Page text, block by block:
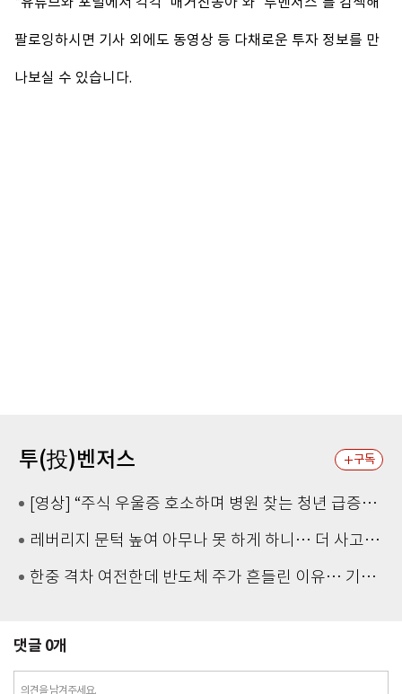
팔로잉하시면 기사 외에도 동영상 등 다채로운 투자 정보를 만
나보실 수 있습니다.
투(投)벤저스 구독
[영상] “주식 우울증 호소하며 병원 찾는 청년 급증… 투자 손실에 따른 정신적 피해 커져”
레버리지 문턱 높여 아무나 못 하게 하니… 더 사고 싶게 만든 효과
한중 격차 여전한데 반도체 주가 흔들린 이유… 기술보다 무서운 ‘과점 균열’ 공포
댓글 0개
의견을 남겨주세요.